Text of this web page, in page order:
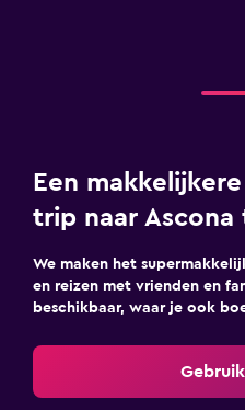
Een
trip naar Ascona
We maken het
en reizen met vrienden en
beschikbaar, waar je ook